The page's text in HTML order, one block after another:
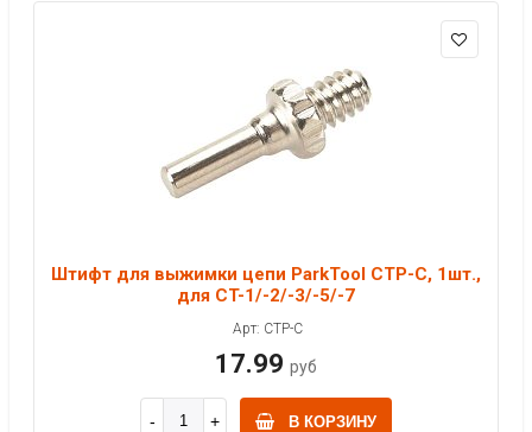
Штифт для выжимки цепи ParkTool CTP-C, 1шт.,
для CT-1/-2/-3/-5/-7
Арт: CTP-C
17.99 руб
В КОРЗИНУ